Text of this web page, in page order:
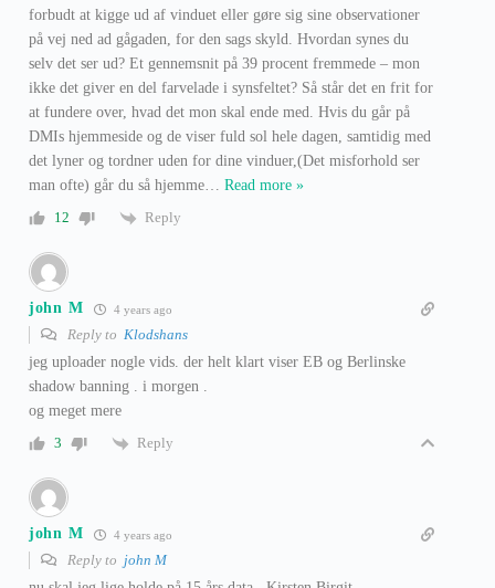
forbudt at kigge ud af vinduet eller gøre sig sine observationer
på vej ned ad gågaden, for den sags skyld. Hvordan synes du
selv det ser ud? Et gennemsnit på 39 procent fremmede – mon
ikke det giver en del farvelade i synsfeltet? Så står det en frit for
at fundere over, hvad det mon skal ende med. Hvis du går på
DMIs hjemmeside og de viser fuld sol hele dagen, samtidig med
det lyner og tordner uden for dine vinduer,(Det misforhold ser
man ofte) går du så hjemme
Read more »
12
Reply
john M 4 years ago
Reply to Klodshans
jeg uploader nogle vids. der helt klart viser EB og Berlinske
shadow banning . i morgen .
og meget mere
3
Reply
john M 4 years ago
Reply to john M